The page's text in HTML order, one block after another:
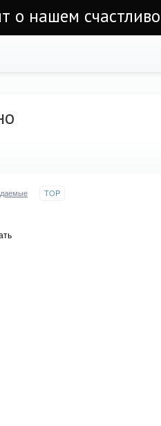
о нашем
TOP